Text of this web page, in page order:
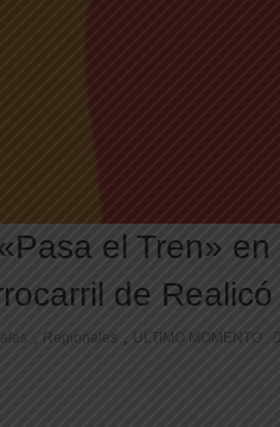
el Tren» en
de Realicó
Regionales
ULTIMO MOMENTO